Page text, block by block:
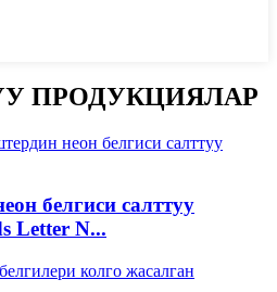
ПРОДУКЦИЯЛАР
белгиси салттуу
Letter N...